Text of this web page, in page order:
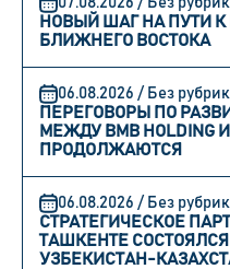
НОВЫЙ ШАГ НА ПУТИ
БЛИЖНЕГО ВОСТОКА
06.08.2026 / Без
ПЕРЕГОВОРЫ ПО
МЕЖДУ BMB HOLDING
ПРОДОЛЖАЮТСЯ
06.08.2026 / Без
СТРАТЕГИЧЕСКОЕ
ТАШКЕНТЕ
УЗБЕКИСТАН-